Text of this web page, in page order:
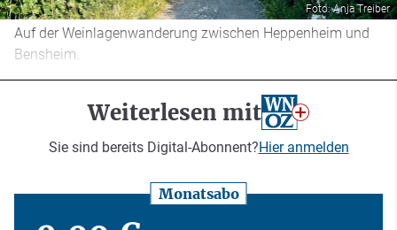
Foto: Anja Treiber
Auf der Weinlagenwanderung zwischen Heppenheim und
Bensheim.
Weiterlesen mit
Sie sind bereits Digital-Abonnent?Hier anmelden
Monatsabo